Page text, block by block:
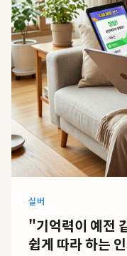
실버
"기억력이 예전
쉽게 따라 하는